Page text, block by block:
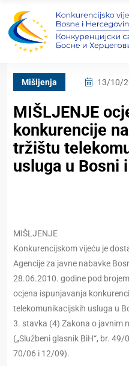
Mišljenja 13/10/
MIŠLJENJE
konkurencije
tržištu
usluga u Bosni
MIŠLJENJE
Konkurencijskom vijeću je
Agencije za javne nabavke
28.06.2010. godine pod
ocjena ispunjavanja
telekomunikacijskih usluga u
3. stavka (4) Zakona o javnim
(„Službeni glasnik BiH“, br.
70/06 i 12/09).